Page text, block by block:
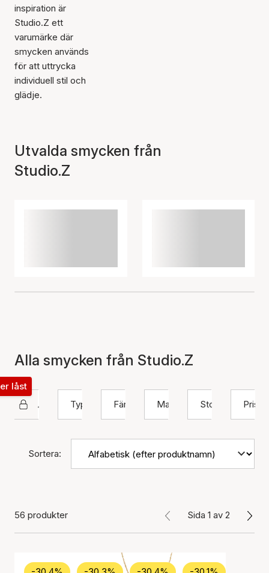
inspiration är
Studio.Z ett
varumärke där
smycken används
för att uttrycka
individuell stil och
glädje.
Utvalda smycken från
Studio.Z
Alla smycken från Studio.Z
Studio Z
låst
Typ
Färg Material Storlek Pris
Sortera:
56 produkter Sida 1 av 2